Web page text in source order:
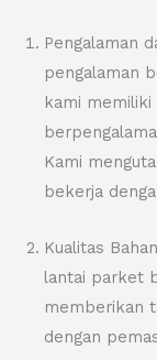
Pengalaman
pengalaman
kami
Kami
bekerja
Kualitas
lantai parket
memberikan
dengan